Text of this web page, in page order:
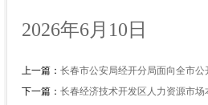
2026年6月10日
上一篇： 长春市公安局经开分局面向全市
下一篇： 长春经济技术开发区人力资源市